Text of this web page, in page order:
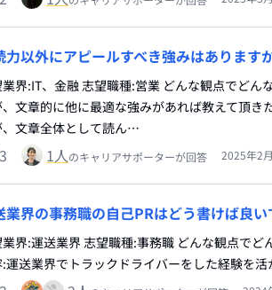
力以外にアピールすべき強みはあります
界:IT、金融 志望職種:営業 どんな観点でど
、文章的に他に最適な強みがあれば教えて頂
、文章全体として読ん…
3 1人のキャリアサポーターが回答 2025年2
業界の事務職の自己PRはどう書けば良い
界:運送業界 志望職種:事務職 どんな観点で
:運送業界でトラックドライバーをした経験を